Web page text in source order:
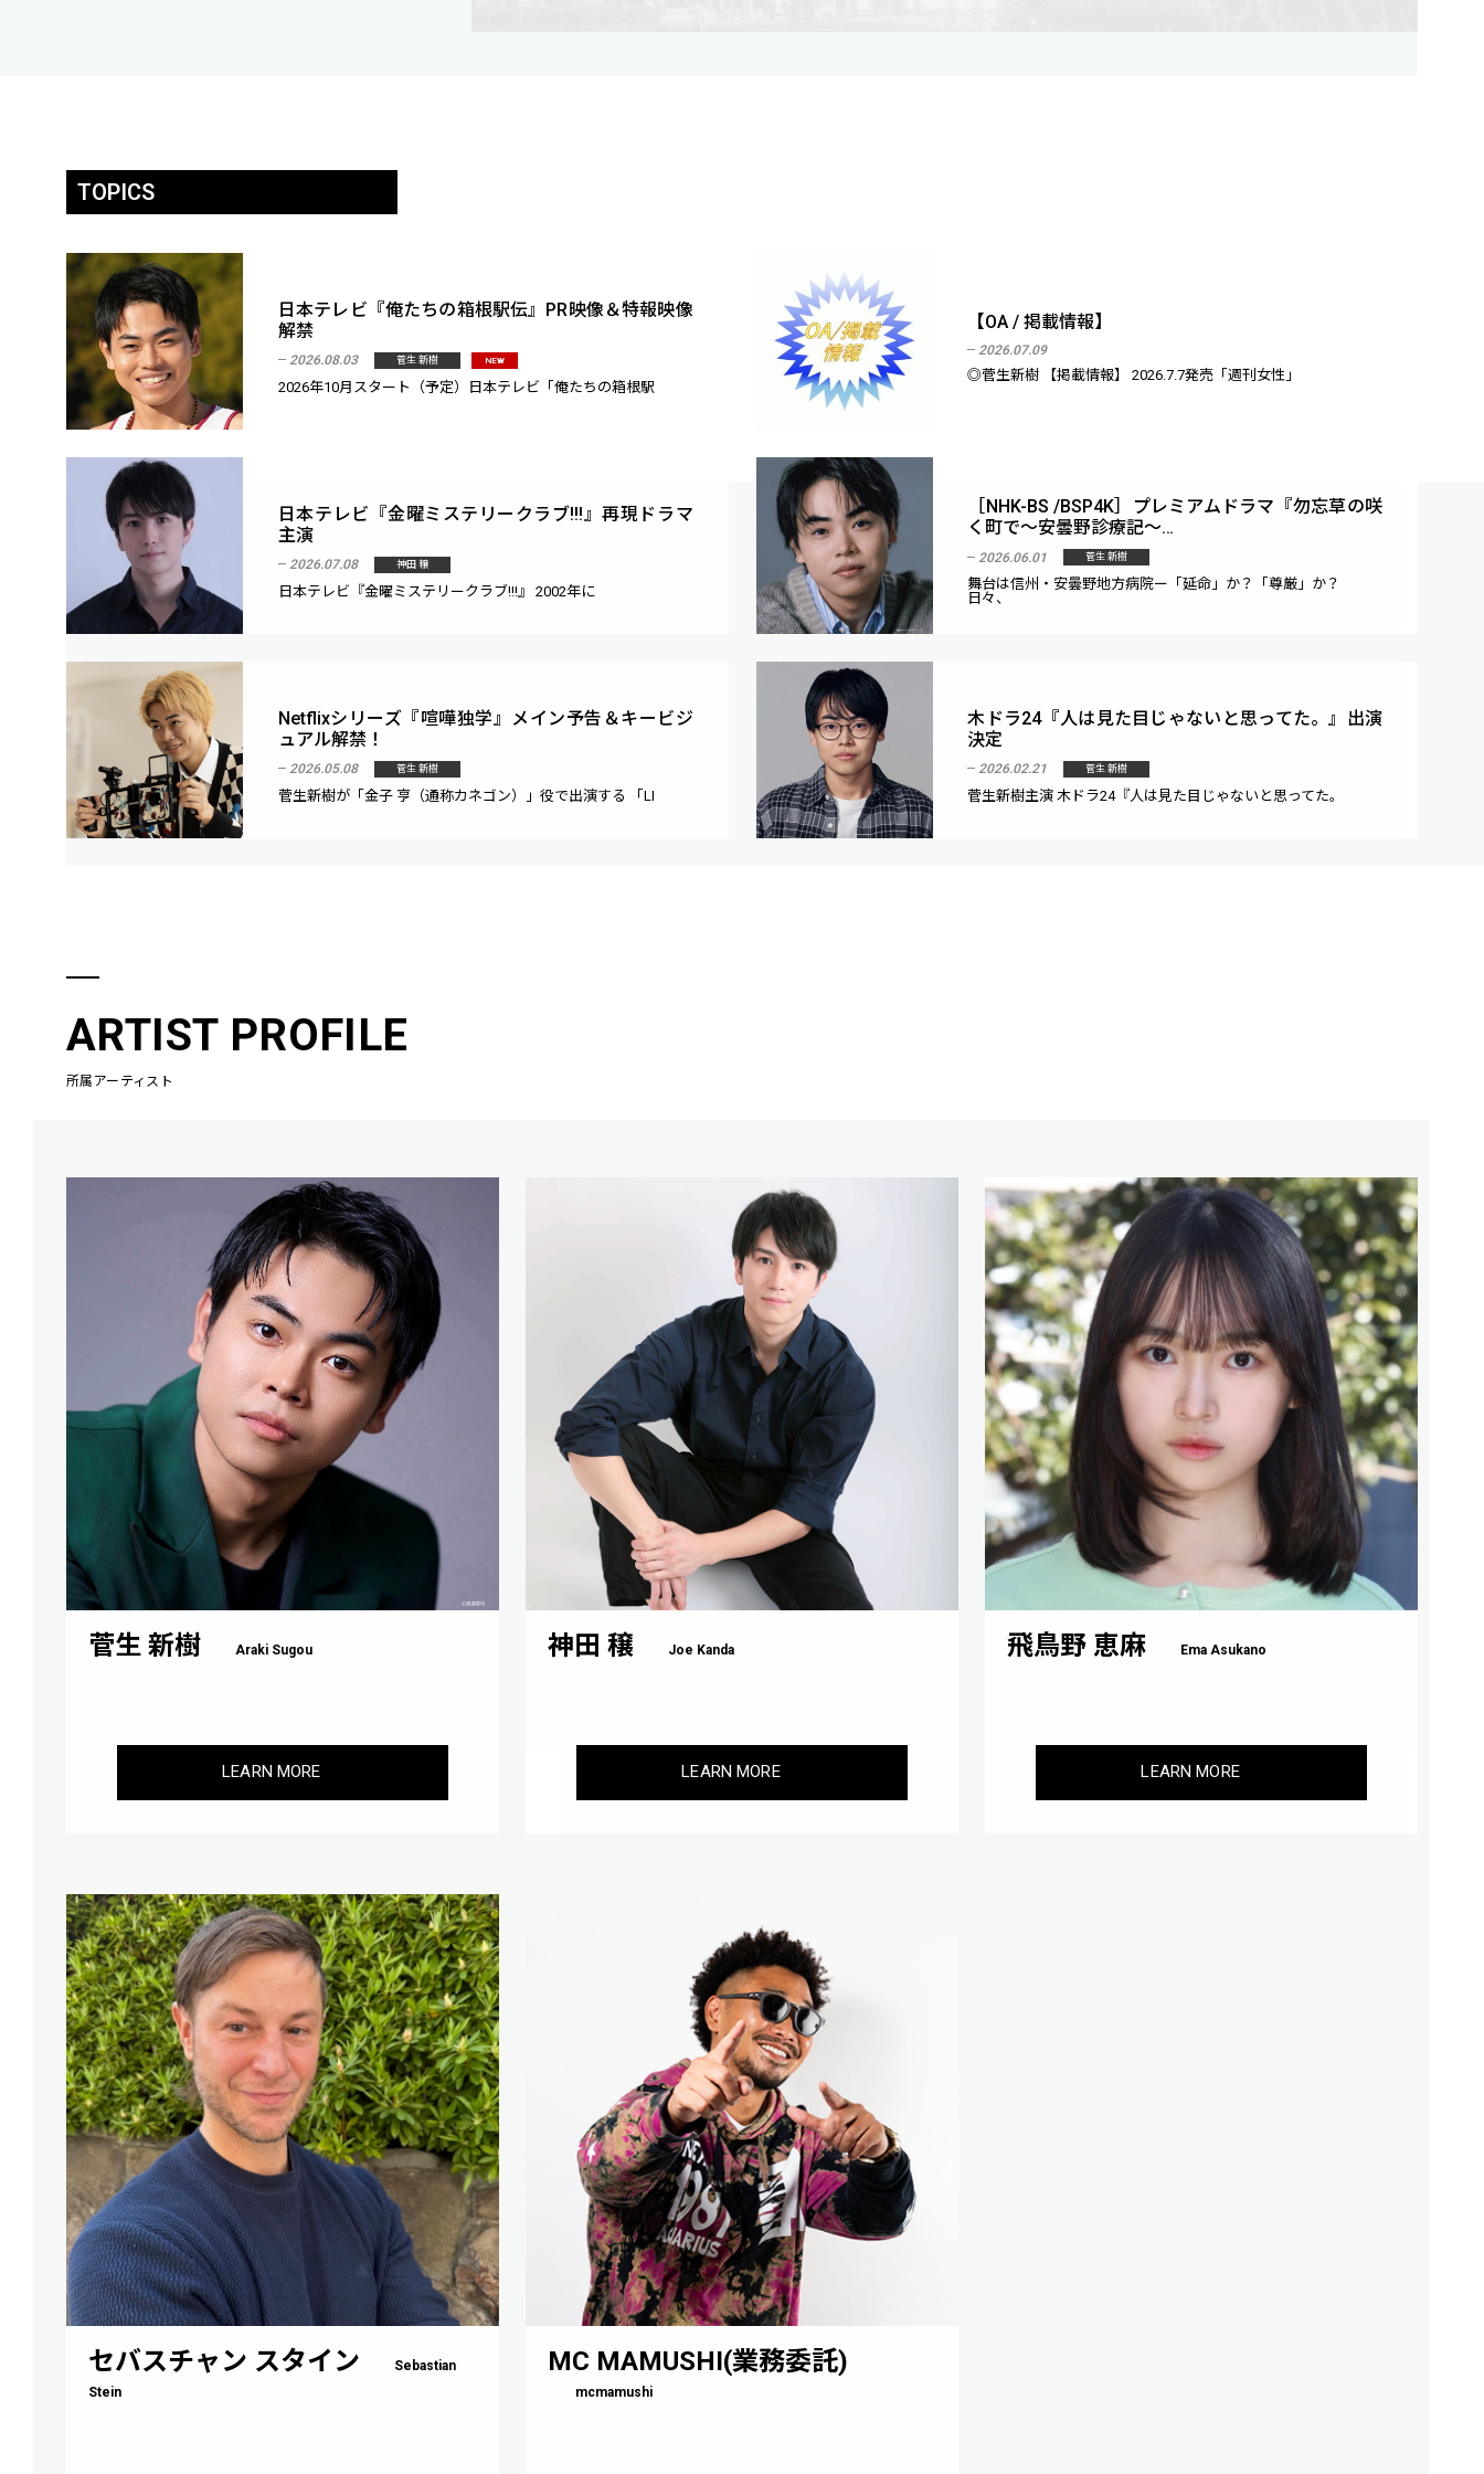
TOPICS
日本テレビ『俺たちの箱根駅伝』PR映像＆特報映像
解禁
2026.08.03 菅生 新樹 NEW
2026年10月スタート（予定）日本テレビ「俺たちの箱根駅
【OA / 掲載情報】
2026.07.09
◎菅生新樹 【掲載情報】 2026.7.7発売「週刊女性」
日本テレビ『金曜ミステリークラブ!!!』再現ドラマ
主演
2026.07.08 神田 穣
日本テレビ『金曜ミステリークラブ!!!』 2002年に
［NHK-BS /BSP4K］プレミアムドラマ『勿忘草の咲
く町で〜安曇野診療記〜…
2026.06.01 菅生 新樹
舞台は信州・安曇野地方病院ー「延命」か？「尊厳」か？
日々、
Netflixシリーズ『喧嘩独学』メイン予告＆キービジ
ュアル解禁！
2026.05.08 菅生 新樹
菅生新樹が「金子 亨（通称カネゴン）」役で出演する 「LI
木ドラ24『人は見た目じゃないと思ってた。』出演
決定
2026.02.21 菅生 新樹
菅生新樹主演 木ドラ24『人は見た目じゃないと思ってた。
ARTIST PROFILE
所属アーティスト
菅生 新樹 Araki Sugou
LEARN MORE
神田 穣 Joe Kanda
LEARN MORE
飛鳥野 恵麻 Ema Asukano
LEARN MORE
セバスチャン スタイン
Sebastian
Stein
MC MAMUSHI(業務委託)
mcmamushi